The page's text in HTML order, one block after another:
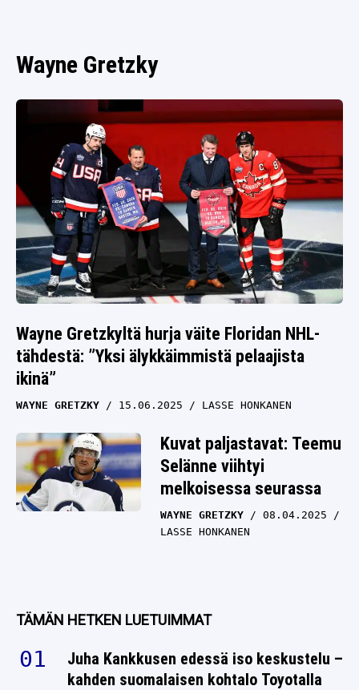
Wayne Gretzky
Wayne Gretzkyltä hurja väite Floridan NHL-
tähdestä: ”Yksi älykkäimmistä pelaajista
ikinä”
WAYNE GRETZKY 15.06.2025 LASSE HONKANEN
Kuvat paljastavat: Teemu
Selänne viihtyi
melkoisessa seurassa
WAYNE GRETZKY
08.04.2025
LASSE HONKANEN
TÄMÄN HETKEN LUETUIMMAT
Juha Kankkusen edessä iso keskustelu –
kahden suomalaisen kohtalo Toyotalla